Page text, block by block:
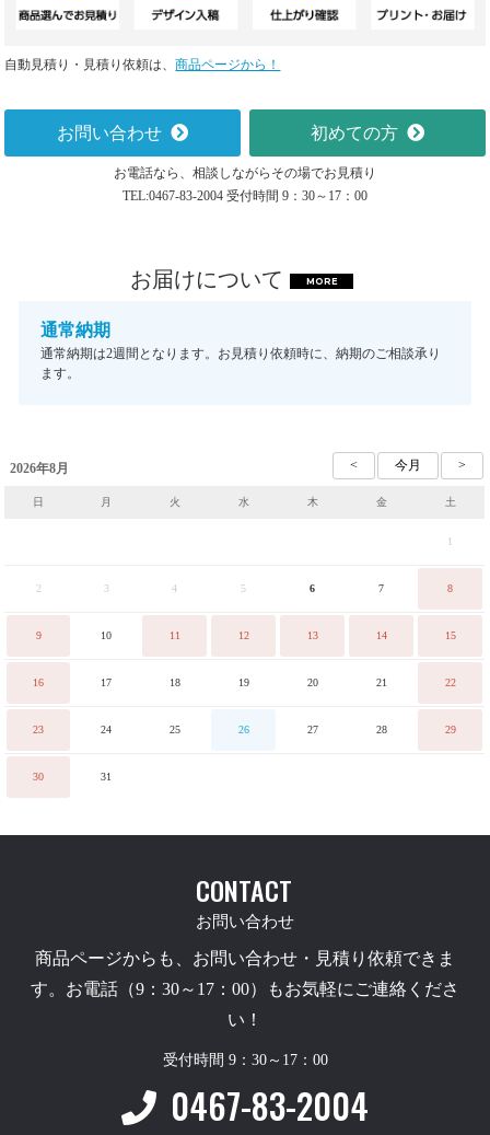
自動見積り・見積り依頼は、商品ページから！
お問い合わせ 初めての方
お電話なら、相談しながらその場でお見積り
TEL:0467-83-2004 受付時間 9：30～17：00
お届けについて MORE
通常納期
通常納期は2週間となります。お見積り依頼時に、納期のご相談承り
ます。
2026年8月
日 月 火 水 木 金 土
1
2 3 4 5 6 7 8
9 10 11 12 13 14 15
16 17 18 19 20 21 22
23 24 25 26 27 28 29
30 31
CONTACT
お問い合わせ
商品ページからも、お問い合わせ・見積り依頼できま
す。お電話（9：30～17：00）もお気軽にご連絡くださ
い！
受付時間 9：30～17：00
0467-83-2004